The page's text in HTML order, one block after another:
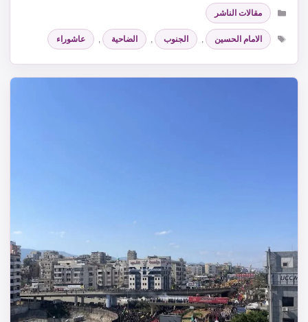
التصنيفات
مقالات الناشر
الوسوم
الامام الحسين , الجنوب , الضاحية , عاشوراء